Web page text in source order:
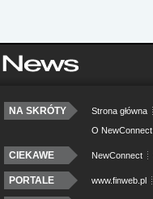
NA SKRÓTY Strona główna
O NewConnect
CIEKAWE NewConnect
PORTALE www.finweb.pl